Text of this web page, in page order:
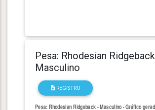
Pesa: Rhodesian
Masculino
REGISTRO